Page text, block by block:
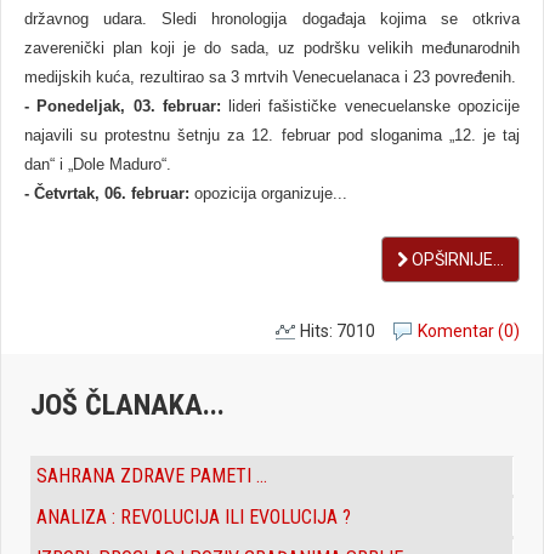
državnog udara. Sledi hronologija događaja kojima se otkriva
zaverenički plan koji je do sada, uz podršku velikih međunarodnih
medijskih kuća, rezultirao sa 3 mrtvih Venecuelanaca i 23 povređenih.
- Ponedeljak, 03. februar: lideri fašističke venecuelanske opozicije
najavili su protestnu šetnju za 12. februar pod sloganima „12. je taj
dan“ i „Dole Maduro“.
- Četvrtak, 06. februar: opozicija organizuje...
OPŠIRNIJE...
Komentar (0)
Hits: 7010
JOŠ ČLANAKA...
SAHRANA ZDRAVE PAMETI ...
ANALIZA : REVOLUCIJA ILI EVOLUCIJA ?